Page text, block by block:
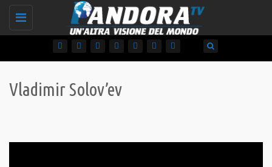
Toggle
Vladimir Solov’ev